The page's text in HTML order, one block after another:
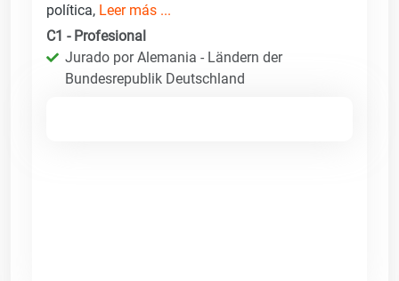
política, Leer más ...
C1 - Profesional
Jurado por Alemania - Ländern der
Bundesrepublik Deutschland